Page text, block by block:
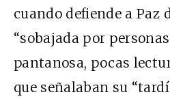
cuando defiende a Paz
“sobajada por
pantanosa, pocas
que señalaban su